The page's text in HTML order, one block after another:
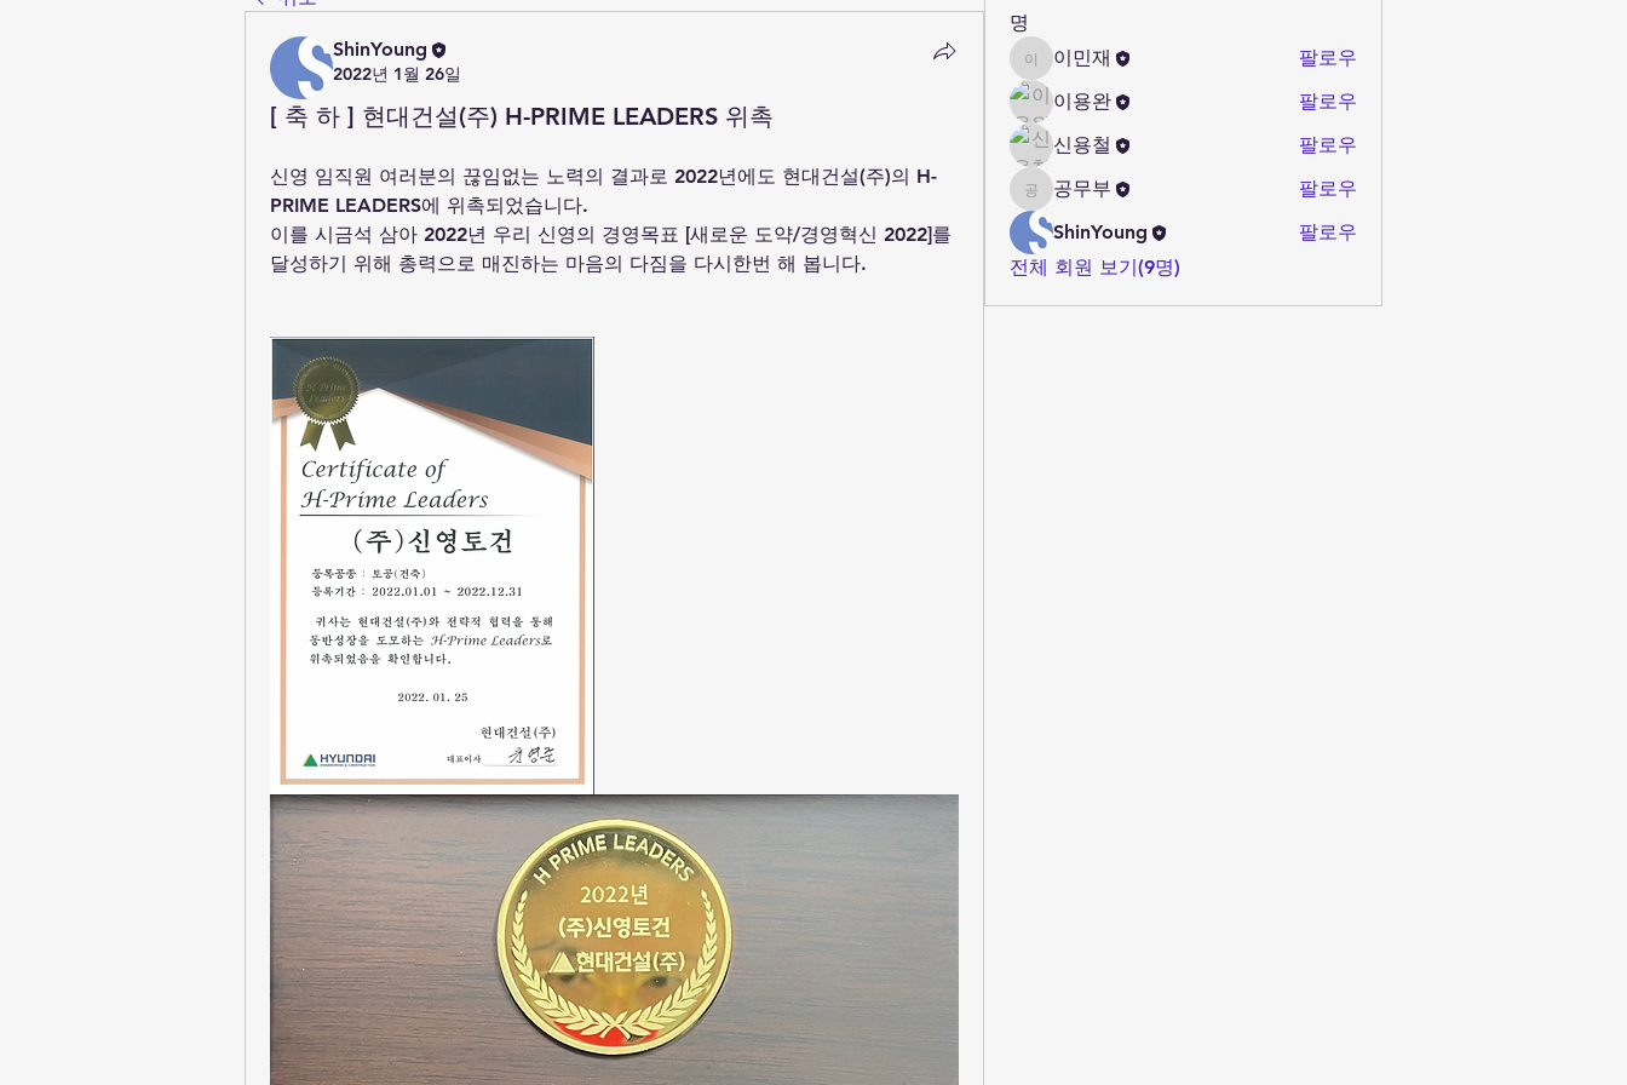
ShinYoung
2022년 1월 26일
[ 축 하 ] 현대건설(주) H-PRIME LEADERS 위촉
신영 임직원 여러분의 끊임없는 노력의 결과로 2022년에도 현대건설(주)의 H-
PRIME LEADERS에 위촉되었습니다.
이를 시금석 삼아 2022년 우리 신영의 경영목표 [새로운 도약/경영혁신 2022]를
달성하기 위해 총력으로 매진하는 마음의 다짐을 다시한번 해 봅니다.
명
이민재
이민재
팔로우
이용완
팔로우
신용철
팔로우
공무부
공무부
팔로우
ShinYoung
팔로우
전체 회원 보기(9명)